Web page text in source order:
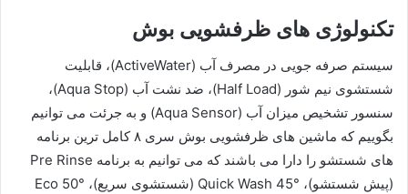
تکنولوژی های ظرفشویی بوش
سیستم صرفه جویی در مصرف آب (ActiveWater)، قابلیت
شستشوی نیم شور (Half Load)، ضد نشت آب (Aqua Stop)،
سنسور تشخیص میزان آب (Aqua Sensor) و به جرئت می توانیم
بگوییم که ماشین های ظرفشویی بوش سری ۸ کامل ترین برنامه
های شستشو را دارا می باشند که می توانیم به برنامه Pre Rinse
(پیش شستشو)، Quick Wash 45° (شستشوی سریع)، Eco 50°